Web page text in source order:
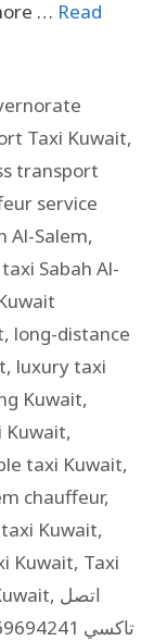
… Read
Taxi Kuwait,
transport
service
Al-Salem,
Sabah Al-
, long-distance
, luxury taxi
Kuwait,
Kuwait,
taxi Kuwait,
chauffeur,
Kuwait,
Kuwait, Taxi
, اتصل
تاكسي 69694241